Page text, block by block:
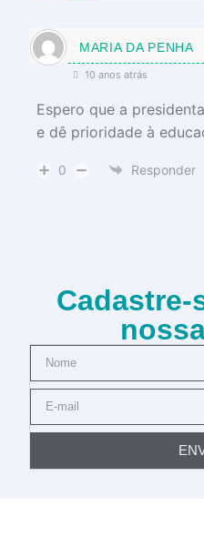
MARIA DA PENHA
10 anos atrás
Espero que a
e dê prioridade à
0 Responder
Cadastre-